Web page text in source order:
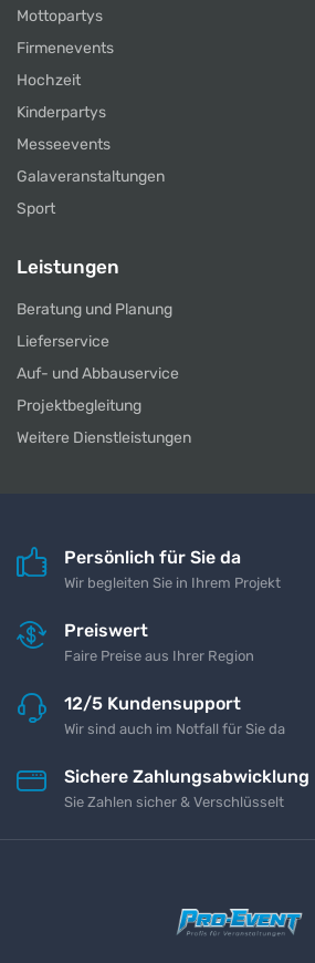
Mottopartys
Firmenevents
Hochzeit
Kinderpartys
Messeevents
Galaveranstaltungen
Sport
Leistungen
Beratung und Planung
Lieferservice
Auf- und Abbauservice
Projektbegleitung
Weitere Dienstleistungen
Persönlich für Sie da
Wir begleiten Sie in Ihrem Projekt
Preiswert
Faire Preise aus Ihrer Region
12/5 Kundensupport
Wir sind auch im Notfall für Sie da
Sichere Zahlungsabwicklung
Sie Zahlen sicher & Verschlüsselt